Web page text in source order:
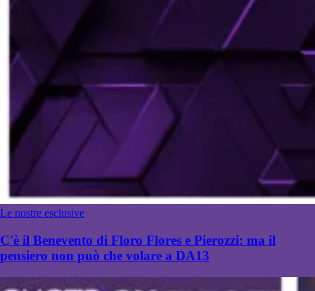
Le nostre esclusive
C'è il Benevento di Floro Flores e Pierozzi: ma il
pensiero non può che volare a DA13